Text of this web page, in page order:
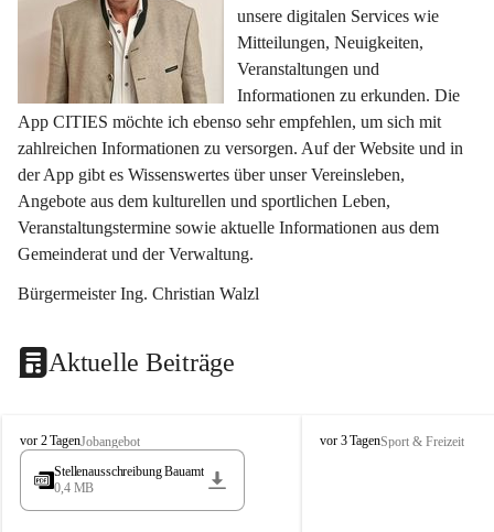
unsere digitalen Services wie
Mitteilungen, Neuigkeiten,
Veranstaltungen und
Informationen zu erkunden. Die
App CITIES möchte ich ebenso sehr empfehlen, um sich mit
zahlreichen Informationen zu versorgen. Auf der Website und in
der App gibt es Wissenswertes über unser Vereinsleben,
Angebote aus dem kulturellen und sportlichen Leben,
Veranstaltungstermine sowie aktuelle Informationen aus dem
Gemeinderat und der Verwaltung.
Bürgermeister Ing. Christian Walzl
Aktuelle Beiträge
S
t
s
vor 2 TagenJobangebot
Stellenausschreibung Bauamt
0,4 MB
S
vor 3 TagenSport & Freizeit